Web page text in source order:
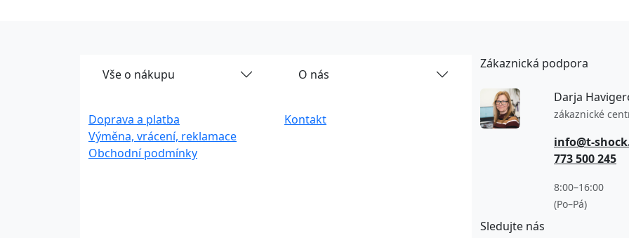
Vše o nákupu
Doprava a platba
Výměna, vrácení, reklamace
Obchodní podmínky
O nás
Kontakt
Zákaznická podpora
Darja
zákaznické
info@t-
773 500 245
8:00–16:00
(Po–Pá)
Sledujte nás